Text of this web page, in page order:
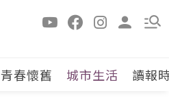
青春懷舊 城市生活 讀報